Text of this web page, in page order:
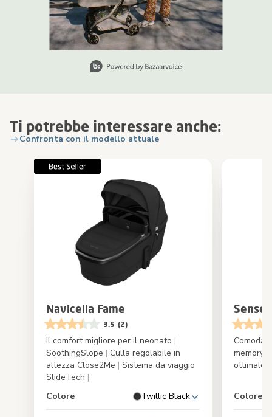
Ti potrebbe interessare anche:
Confronta con il modello attuale
Navicella Fame
3.5 (2)
Il comfort migliore per il neonato |
SoothingSlope | Culla regolabile in
altezza Close2Me | Sistema da viaggio
SlideTech |
Colore
Twillic Black
Sense
Comoda
memory
ottimale
Colore